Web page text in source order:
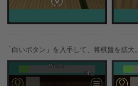
「白いボタン」を入手して、将棋盤を拡大。